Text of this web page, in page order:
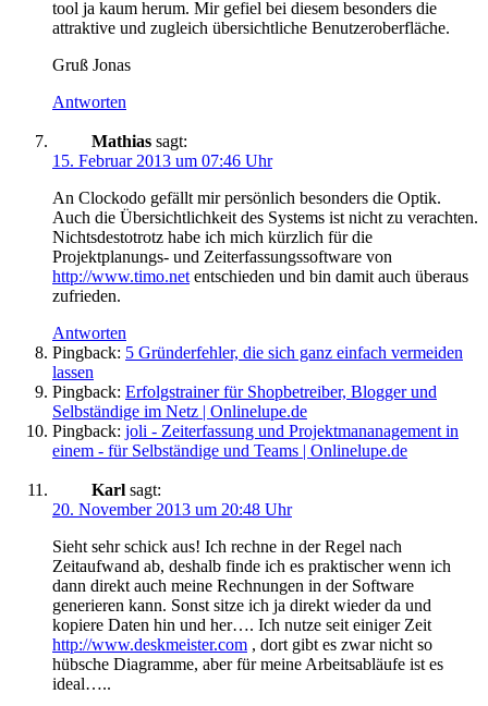
tool ja kaum herum. Mir gefiel bei diesem besonders die
attraktive und zugleich übersichtliche Benutzeroberfläche.
Gruß Jonas
Antworten
Mathias sagt:
15. Februar 2013 um 07:46 Uhr
An Clockodo gefällt mir persönlich besonders die Optik.
Auch die Übersichtlichkeit des Systems ist nicht zu verachten.
Nichtsdestotrotz habe ich mich kürzlich für die
Projektplanungs- und Zeiterfassungssoftware von
http://www.timo.netentschieden und bin damit auch überaus
zufrieden.
Antworten
Pingback: 5 Gründerfehler, die sich ganz einfach vermeiden
lassen
Pingback: Erfolgstrainer für Shopbetreiber, Blogger und
Selbständige im Netz | Onlinelupe.de
Pingback: joli - Zeiterfassung und Projektmananagement in
einem - für Selbständige und Teams | Onlinelupe.de
Karl sagt:
20. November 2013 um 20:48 Uhr
Sieht sehr schick aus! Ich rechne in der Regel nach
Zeitaufwand ab, deshalb finde ich es praktischer wenn ich
dann direkt auch meine Rechnungen in der Software
generieren kann. Sonst sitze ich ja direkt wieder da und
kopiere Daten hin und her…. Ich nutze seit einiger Zeit
http://www.deskmeister.com , dort gibt es zwar nicht so
hübsche Diagramme, aber für meine Arbeitsabläufe ist es
ideal…..